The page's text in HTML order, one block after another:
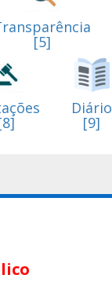
[5]
Diário
[9]